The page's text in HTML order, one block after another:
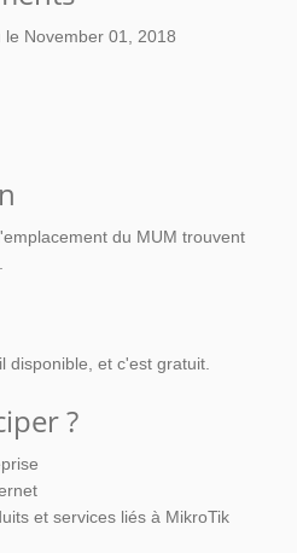
November 01, 2018
du MUM trouvent
disponible, et c'est gratuit.
?
et services liés à MikroTik